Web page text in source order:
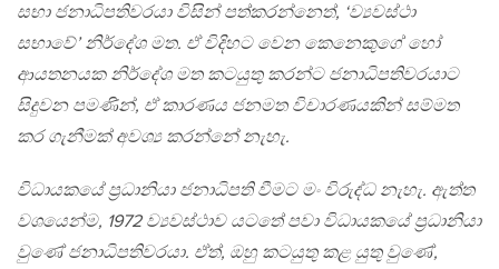
සභා ජනාධිපතිවරයා විසින් පත්කරන්නෙත්, ‘ව්‍යවස්ථා
සභාවේ’ නිර්දේශ මත. ඒ විදිහට වෙන කෙනෙකුගේ හෝ
ආයතනයක නිර්දේශ මත කටයුතු කරන්ට ජනාධිපතිවරයාට
සිදුවන පමණින්, ඒ කාරණය ජනමත විචාරණයකින් සම්මත
කර ගැනීමක් අවශ්‍ය කරන්නේ නැහැ.
විධායකයේ ප‍්‍රධානියා ජනාධිපති වීමට මං විරුද්ධ නැහැ. ඇත්ත
වශයෙන්ම, 1972 ව්‍යවස්ථාව යටතේ පවා විධායකයේ ප‍්‍රධානියා
වුණේ ජනාධිපතිවරයා. ඒත්, ඔහු කටයුතු කළ යුතු වුණේ,